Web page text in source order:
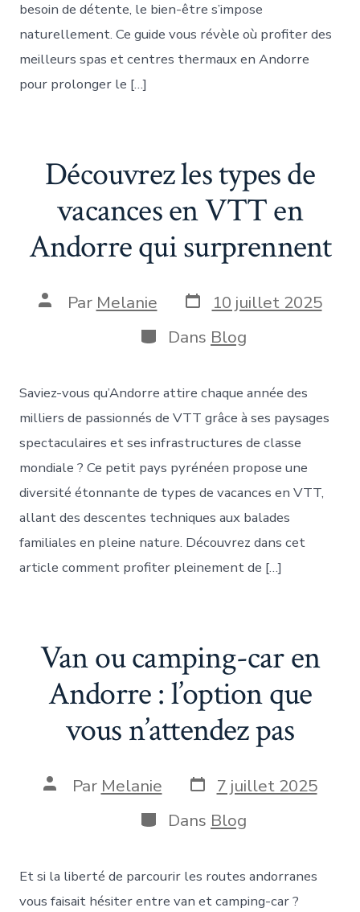
besoin de détente, le bien-être s’impose
naturellement. Ce guide vous révèle où profiter des
meilleurs spas et centres thermaux en Andorre
pour prolonger le […]
Découvrez les types de
vacances en VTT en
Andorre qui surprennent
Auteur
Par Melanie Date
de
publication
10 juillet 2025
Catégories
Dans Blog
Saviez-vous qu’Andorre attire chaque année des
milliers de passionnés de VTT grâce à ses paysages
spectaculaires et ses infrastructures de classe
mondiale ? Ce petit pays pyrénéen propose une
diversité étonnante de types de vacances en VTT,
allant des descentes techniques aux balades
familiales en pleine nature. Découvrez dans cet
article comment profiter pleinement de […]
Van ou camping-car en
Andorre : l’option que
vous n’attendez pas
Auteur
Par Melanie Date
de
publication
7 juillet 2025
Catégories
Dans Blog
Et si la liberté de parcourir les routes andorranes
vous faisait hésiter entre van et camping-car ?